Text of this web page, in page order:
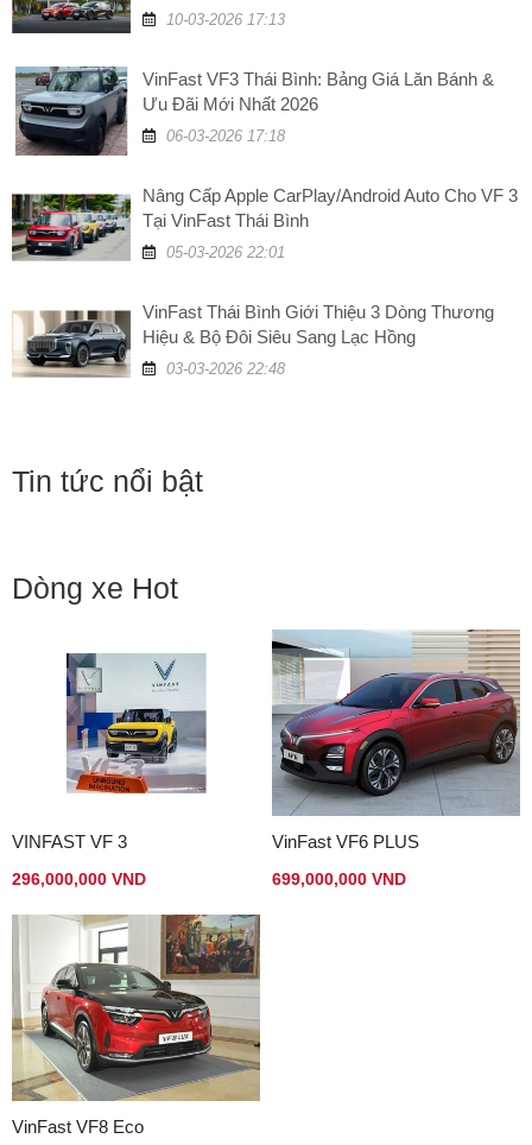
Tin tức nổi bật
Dòng xe Hot
VINFAST VF 3
296,000,000 VND
VinFast VF6 PLUS
699,000,000 VND
VinFast VF8 Eco
XĂNG, TĂNG GIÁ TRỊ!
10-03-2026 17:13
VinFast VF3 Thái Bình: Bảng Giá Lăn Bánh &
Ưu Đãi Mới Nhất 2026
06-03-2026 17:18
Nâng Cấp Apple CarPlay/Android Auto Cho VF 3
Tại VinFast Thái Bình
05-03-2026 22:01
VinFast Thái Bình Giới Thiệu 3 Dòng Thương
Hiệu & Bộ Đôi Siêu Sang Lạc Hồng
03-03-2026 22:48